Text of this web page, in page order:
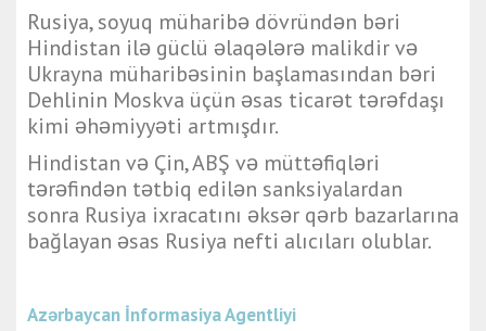
Rusiya, soyuq müharibə dövründən bəri
Hindistan ilə güclü əlaqələrə malikdir və
Ukrayna müharibəsinin başlamasından bəri
Dehlinin Moskva üçün əsas ticarət tərəfdaşı
kimi əhəmiyyəti artmışdır.
Hindistan və Çin, ABŞ və müttəfiqləri
tərəfindən tətbiq edilən sanksiyalardan
sonra Rusiya ixracatını əksər qərb bazarlarına
bağlayan əsas Rusiya nefti alıcıları olublar.
Azərbaycan İnformasiya Agentliyi